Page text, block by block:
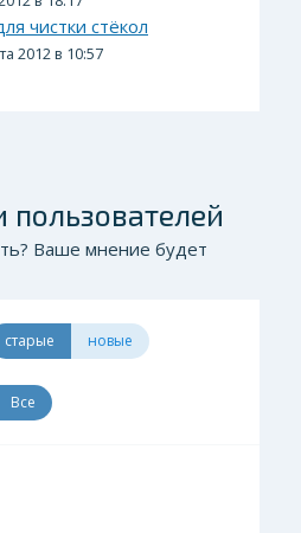
чистки стёкол
2012 в 10:57
Ваше мнение будет
старые
новые
Все